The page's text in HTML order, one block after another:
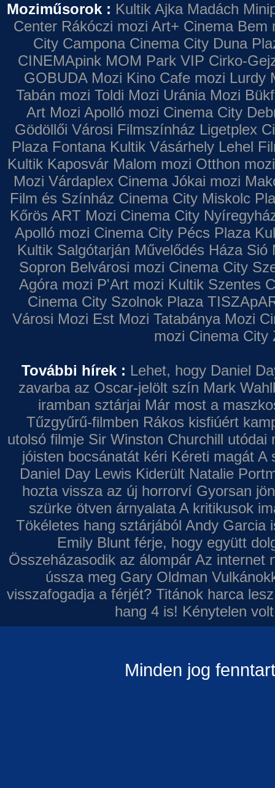
Moziműsorok : Kultik Ajka Madách
Center Rákóczi mozi Art+ Cinema Bem
City Campona Cinema City Duna
CINEMApink MOM Park VIP Cirko-
GOBUDA Mozi Kino Cafe mozi Lurdy
Tabán mozi Toldi Mozi Uránia Mozi
Art Mozi Apolló mozi Cinema City
Gödöllői Városi Filmszínház Ligetplex
Plaza Fontana Kultik Vásárhely Lehel
Kultik Kaposvár Malom mozi Otthon mozi
Mozi Várdaplex Cinema Jókai mozi
Film és Színház Cinema City Miskolc
Kőrös ART Mozi Cinema City
Apolló mozi Cinema City Pécs Plaza
Kultik Salgótarján Művelődés Háza Sió
Sopron Belvárosi mozi Cinema City
Agóra mozi P'Art mozi Kultik Szentes
Cinema City Szolnok Plaza
Városi Mozi Est Mozi Tatabánya Mozi
mozi Cinema City
További hírek : Lehet, hogy Daniel
zavarba az Oscar-jelölt szín Mark
iramban sztárjai Már most a
Tűzgyűrű-filmben Rákos kisfiúért
utolsó filmje Sir Winston Churchill utódai
jóisten bocsánatát kéri Kéreti magát A
Daniel Day Lewis Kiderült Natalie
hozta vissza az új horrorví Gyorsan
szürke ötven árnyalata A kritikusok
Tökéletes hang sztárjából Andy Garcia
Emily Blunt férje, hogy együtt
Összeházasodik az álompár Az internet
ússza meg Gary Oldman
visszafogadja a férjét? Titánok harca
hang 4 is! Kénytelen
Minden jog